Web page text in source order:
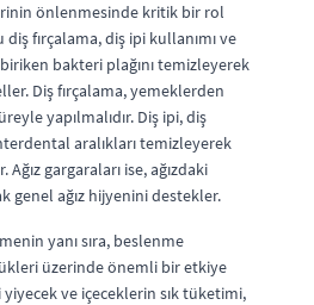
önlenmesinde kritik bir rol
fırçalama, diş ipi kullanımı ve
biriken bakteri plağını temizleyerek
Diş fırçalama, yemeklerden
yapılmalıdır. Diş ipi, diş
aralıkları temizleyerek
gargaraları ise, ağızdaki
genel ağız hijyenini destekler.
yanı sıra, beslenme
üzerinde önemli bir etkiye
ve içeceklerin sık tüketimi,